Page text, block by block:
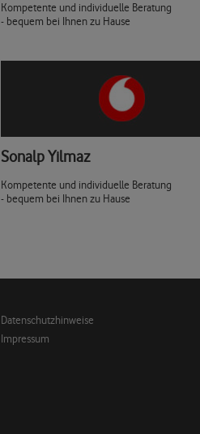
Kompetente und individuelle Beratung
- bequem bei Ihnen zu Hause
Sonalp Yilmaz
Kompetente und individuelle Beratung
- bequem bei Ihnen zu Hause
Datenschutzhinweise
Impressum